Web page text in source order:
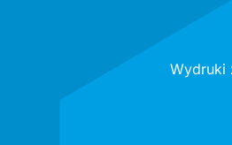
Wydruki